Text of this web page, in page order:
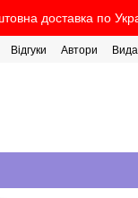
доставка по
Відгуки Автори